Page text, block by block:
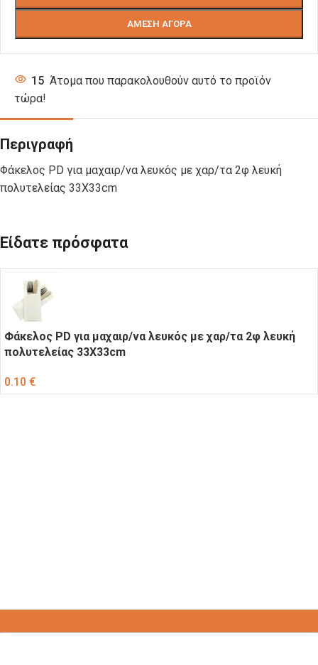
ΆΜΕΣΗ ΑΓΟΡΆ
15 Άτομα που παρακολουθούν αυτό το προϊόν
τώρα!
Περιγραφή
Φάκελος PD για μαχαιρ/να λευκός με χαρ/τα 2φ λευκή
πολυτελείας 33X33cm
Είδατε πρόσφατα
Φάκελος PD για μαχαιρ/να λευκός με χαρ/τα 2φ λευκή
πολυτελείας 33X33cm
0.10 €